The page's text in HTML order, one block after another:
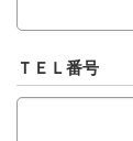
ＴＥＬ番号